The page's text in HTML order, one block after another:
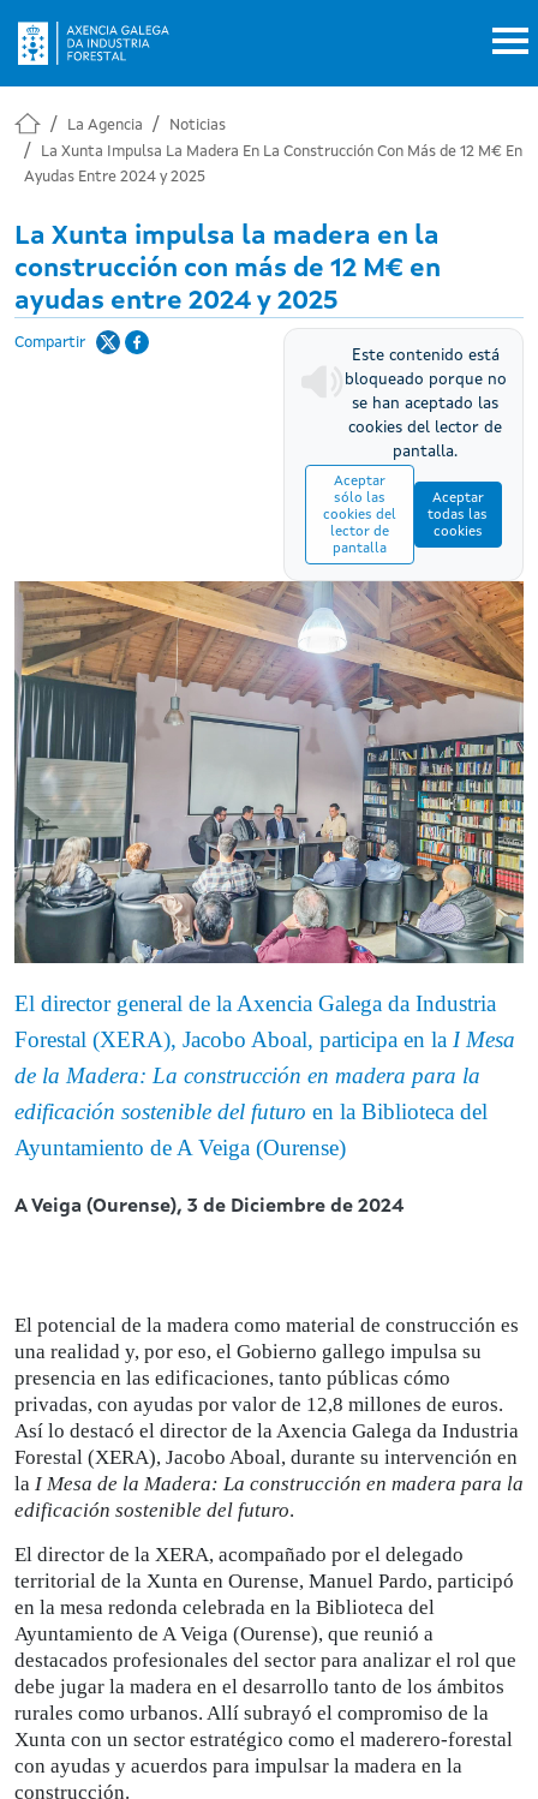
La Agencia
Noticias
La Xunta Impulsa La Madera En La Construcción Con Más de 12 M€ En
Ayudas Entre 2024 y 2025
La Xunta impulsa la madera en la
construcción con más de 12 M€ en
ayudas entre 2024 y 2025
Compartir
Este contenido está
bloqueado porque no
se han aceptado las
cookies del lector de
pantalla.
Aceptar
sólo las
cookies del
lector de
pantalla
Aceptar
todas las
cookies
El director general de la Axencia Galega da Industria
Forestal (XERA), Jacobo Aboal, participa en la I Mesa
de la Madera: La construcción en madera para la
edificación sostenible del futuro en la Biblioteca del
Ayuntamiento de A Veiga (Ourense)
A Veiga (Ourense), 3 de Diciembre de 2024
El potencial de la madera como material de construcción es
una realidad y, por eso, el Gobierno gallego impulsa su
presencia en las edificaciones, tanto públicas cómo
privadas, con ayudas por valor de 12,8 millones de euros.
Así lo destacó el director de la Axencia Galega da Industria
Forestal (XERA), Jacobo Aboal, durante su intervención en
la I Mesa de la Madera: La construcción en madera para la
edificación sostenible del futuro.
El director de la XERA, acompañado por el delegado
territorial de la Xunta en Ourense, Manuel Pardo, participó
en la mesa redonda celebrada en la Biblioteca del
Ayuntamiento de A Veiga (Ourense), que reunió a
destacados profesionales del sector para analizar el rol que
debe jugar la madera en el desarrollo tanto de los ámbitos
rurales como urbanos. Allí subrayó el compromiso de la
Xunta con un sector estratégico como el maderero-forestal
con ayudas y acuerdos para impulsar la madera en la
construcción.